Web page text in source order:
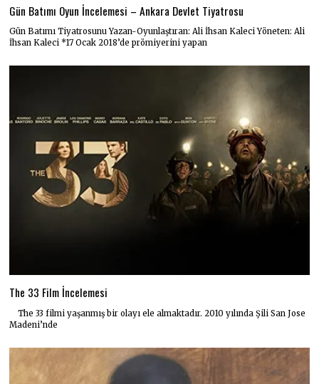
Gün Batımı Oyun İncelemesi – Ankara Devlet Tiyatrosu
Gün Batımı Tiyatrosunu Yazan-Oyunlaştıran: Ali İhsan Kaleci Yöneten: Ali
İhsan Kaleci *17 Ocak 2018’de prömiyerini yapan
The 33 Film İncelemesi
The 33 filmi yaşanmış bir olayı ele almaktadır. 2010 yılında Şili San Jose
Madeni’nde